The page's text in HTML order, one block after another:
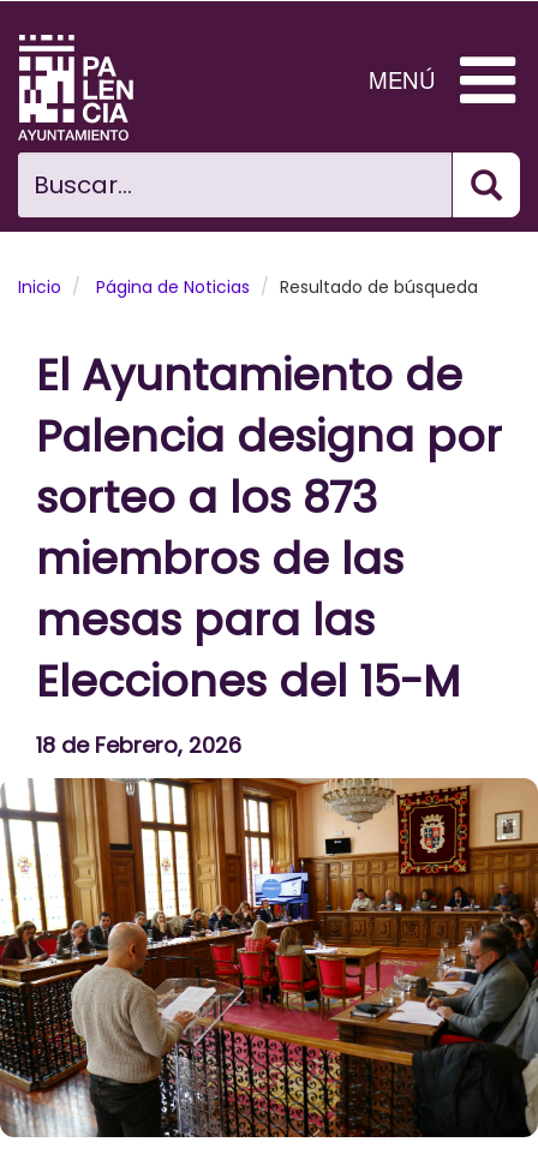
contenido
principal
Buscar...
MENÚ
Ciudad
El Ayuntamiento
Noticias
Areas municipales
Tramita
Inicio Página de Noticias Resultado de búsqueda
El Ayuntamiento de
Palencia designa por
sorteo a los 873
miembros de las
mesas para las
Elecciones del 15-M
18 de Febrero, 2026